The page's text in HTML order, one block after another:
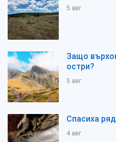
5 авг
Защо
остри?
5 авг
Спасиха
4 авг